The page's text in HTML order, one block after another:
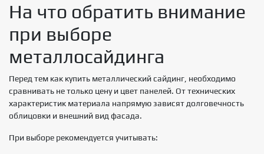
На что обратить внимание
при выборе
металлосайдинга
Перед тем как купить металлический сайдинг, необходимо
сравнивать не только цену и цвет панелей. От технических
характеристик материала напрямую зависят долговечность
облицовки и внешний вид фасада.
При выборе рекомендуется учитывать: